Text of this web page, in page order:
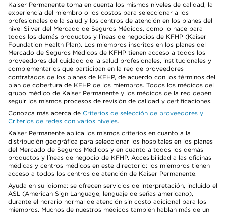
Kaiser Permanente toma en cuenta los mismos niveles de calidad, la
experiencia del miembro o los costos para seleccionar a los
profesionales de la salud y los centros de atención en los planes del
nivel Silver del Mercado de Seguros Médicos, como lo hace para
todos los demás productos y líneas de negocios de KFHP (Kaiser
Foundation Health Plan). Los miembros inscritos en los planes del
Mercado de Seguros Médicos de KFHP tienen acceso a todos los
proveedores del cuidado de la salud profesionales, institucionales y
complementarios que participan en la red de proveedores
contratados de los planes de KFHP, de acuerdo con los términos del
plan de cobertura de KFHP de los miembros. Todos los médicos del
grupo médico de Kaiser Permanente y los médicos de la red deben
seguir los mismos procesos de revisión de calidad y certificaciones.
Conozca más acerca de Criterios de selección de proveedores y
Criterios de redes con varios niveles.
Kaiser Permanente aplica los mismos criterios en cuanto a la
distribución geográfica para seleccionar los hospitales en los planes
del Mercado de Seguros Médicos y en cuanto a todos los demás
productos y líneas de negocio de KFHP. Accesibilidad a las oficinas
médicas y centros médicos en este directorio: los miembros tienen
acceso a todos los centros de atención de Kaiser Permanente.
Ayuda en su idioma: se ofrecen servicios de interpretación, incluido el
ASL (American Sign Language, lenguaje de señas americano),
durante el horario normal de atención sin costo adicional para los
miembros. Muchos de nuestros médicos también hablan más de un